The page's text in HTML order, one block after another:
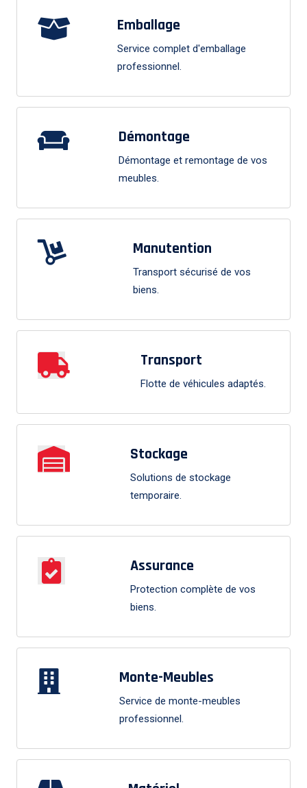
Emballage
Service complet d'emballage
professionnel.
Démontage
Démontage et remontage de vos
meubles.
Manutention
Transport sécurisé de vos
biens.
Transport
Flotte de véhicules adaptés.
Stockage
Solutions de stockage
temporaire.
Assurance
Protection complète de vos
biens.
Monte-Meubles
Service de monte-meubles
professionnel.